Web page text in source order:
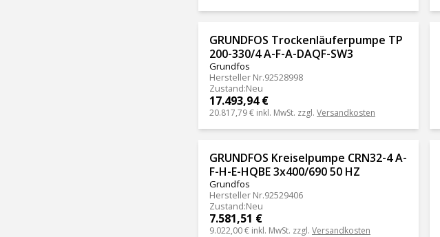
GRUNDFOS Trockenläuferpumpe TP
200-330/4 A-F-A-DAQF-SW3
Grundfos
Hersteller Nr.92528998
Zustand:Neu
17.493,94 €
20.817,79 € inkl. MwSt. zzgl. Versandkosten
GRUNDFOS Kreiselpumpe CRN32-4 A-
F-H-E-HQBE 3x400/690 50 HZ
Grundfos
Hersteller Nr.92529406
Zustand:Neu
7.581,51 €
9.022,00 € inkl. MwSt. zzgl. Versandkosten